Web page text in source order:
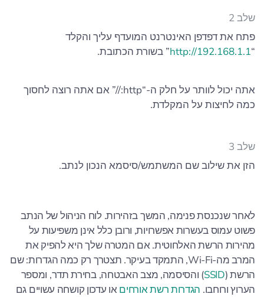
שלב 2
פתח את דפדפן האינטרנט המועדף עליך והקלד
“
http://192.168.1.1” בשורת הכתובת.
אתה יכול לוותר על חלק ה-“http://” אם אתה רוצה לחסוך
כמה לחיצות על המקלדת.
שלב 3
הזן את שילוב שם המשתמש/סיסמא הנכון לנתב.
לאחר שנכנסת פנימה, המשך בזהירות. לוח הניהול של הנתב
פשוט עמוס בעשרות אפשרויות, ורובן כלל אינן משפיעות על
מהירות הרשת האלחוטית. אם המטרה שלך היא להפיק את
המרב מה-Wi‑Fi, התמקד בעיקר. תצטרך רק כמה הגדרות: שם
הרשת (SSID) והסיסמה, מצב האבטחה, בחירת תדר, ומספר
הערוץ ורוחבו. הגדרות רשת אורחיםאו עדכון קושחה עשויים גם